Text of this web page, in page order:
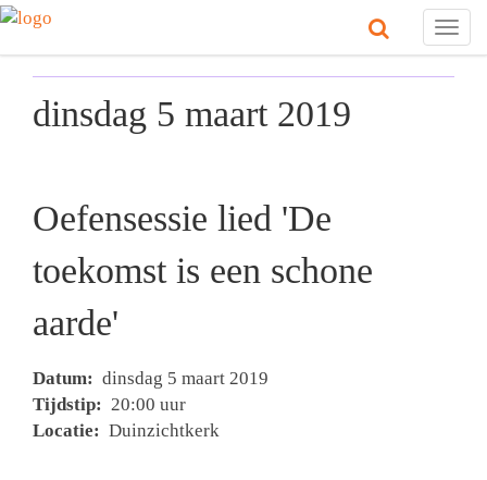
dinsdag 5 maart 2019
Oefensessie lied 'De
toekomst is een schone
aarde'
Datum: dinsdag 5 maart 2019
Tijdstip: 20:00 uur
Locatie: Duinzichtkerk